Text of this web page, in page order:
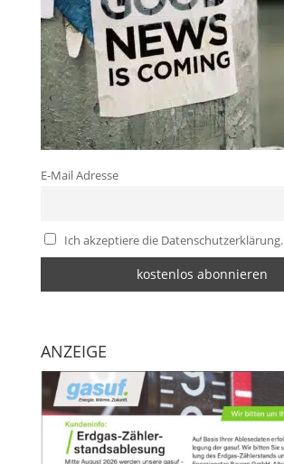
E-Mail Adresse
Ich akzeptiere die Datenschutzerklärung.
ANZEIGE